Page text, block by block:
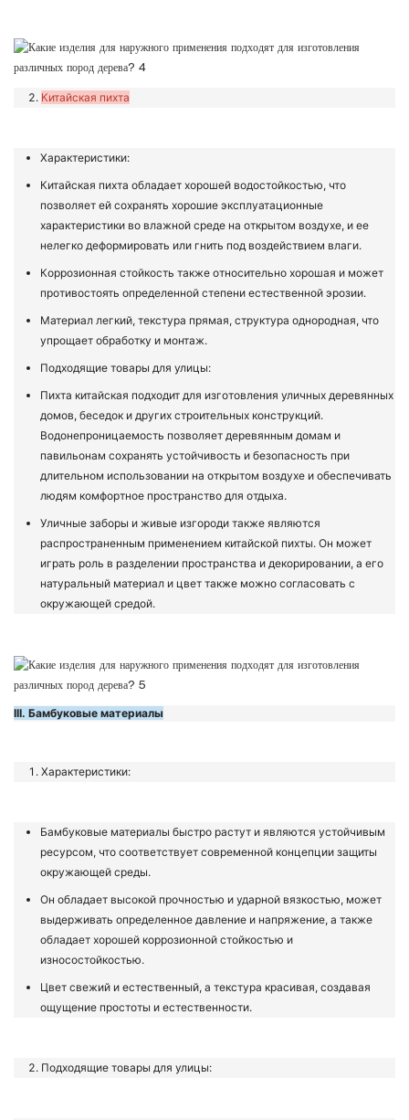
Китайская пихта
Характеристики:
Китайская пихта обладает хорошей водостойкостью, что
позволяет ей сохранять хорошие эксплуатационные
характеристики во влажной среде на открытом воздухе, и ее
нелегко деформировать или гнить под воздействием влаги.
Коррозионная стойкость также относительно хорошая и может
противостоять определенной степени естественной эрозии.
Материал легкий, текстура прямая, структура однородная, что
упрощает обработку и монтаж.
Подходящие товары для улицы:
Пихта китайская подходит для изготовления уличных деревянных
домов, беседок и других строительных конструкций.
Водонепроницаемость позволяет деревянным домам и
павильонам сохранять устойчивость и безопасность при
длительном использовании на открытом воздухе и обеспечивать
людям комфортное пространство для отдыха.
Уличные заборы и живые изгороди также являются
распространенным применением китайской пихты. Он может
играть роль в разделении пространства и декорировании, а его
натуральный материал и цвет также можно согласовать с
окружающей средой.
III. Бамбуковые материалы
Характеристики:
Бамбуковые материалы быстро растут и являются устойчивым
ресурсом, что соответствует современной концепции защиты
окружающей среды.
Он обладает высокой прочностью и ударной вязкостью, может
выдерживать определенное давление и напряжение, а также
обладает хорошей коррозионной стойкостью и
износостойкостью.
Цвет свежий и естественный, а текстура красивая, создавая
ощущение простоты и естественности.
Подходящие товары для улицы: